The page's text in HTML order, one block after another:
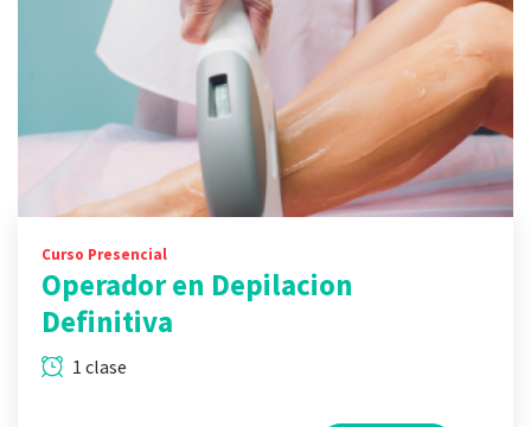
Curso Presencial
Operador en Depilacion
Definitiva
1 clase